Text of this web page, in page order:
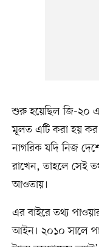
শুরু হয়েছিল জি-২০
মূলত এটি করা হয় কর
নাগরিক যদি নিজ
রাখেন, তাহলে সেই
আওতায়।
এর বাইরে তথ্য
আইন। ২০১০ সালে পাস